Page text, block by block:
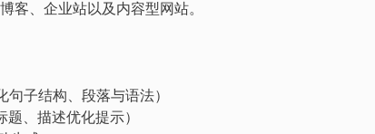
客、企业站以及内容型网站。
子结构、段落与语法）
题、描述优化提示）